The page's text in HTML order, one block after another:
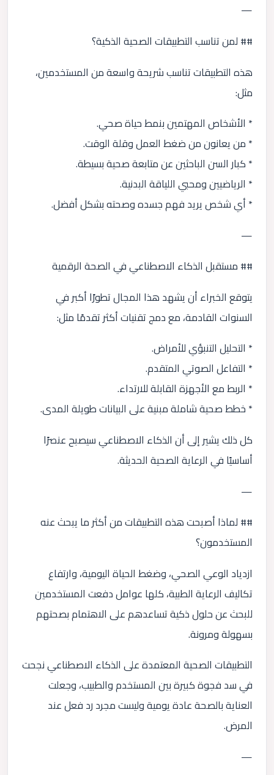
—
## لمن تناسب التطبيقات الصحية الذكية؟
هذه التطبيقات تناسب شريحة واسعة من المستخدمين،
مثل:
* الأشخاص المهتمين بنمط حياة صحي.
* من يعانون من ضغط العمل وقلة الوقت.
* كبار السن الباحثين عن متابعة صحية بسيطة.
* الرياضيين ومحبي اللياقة البدنية.
* أي شخص يريد فهم جسده وصحته بشكل أفضل.
—
## مستقبل الذكاء الاصطناعي في الصحة الرقمية
يتوقع الخبراء أن يشهد هذا المجال تطورًا أكبر في
السنوات القادمة، مع دمج تقنيات أكثر تقدمًا مثل:
* التحليل التنبؤي للأمراض.
* التفاعل الصوتي المتقدم.
* الربط مع الأجهزة القابلة للارتداء.
* خطط صحية شاملة مبنية على البيانات طويلة المدى.
كل ذلك يشير إلى أن الذكاء الاصطناعي سيصبح عنصرًا
أساسيًا في الرعاية الصحية الحديثة.
—
## لماذا أصبحت هذه التطبيقات من أكثر ما يبحث عنه
المستخدمون؟
ازدياد الوعي الصحي، وضغط الحياة اليومية، وارتفاع
تكاليف الرعاية الطبية، كلها عوامل دفعت المستخدمين
للبحث عن حلول ذكية تساعدهم على الاهتمام بصحتهم
بسهولة ومرونة.
التطبيقات الصحية المعتمدة على الذكاء الاصطناعي نجحت
في سد فجوة كبيرة بين المستخدم والطبيب، وجعلت
العناية بالصحة عادة يومية وليست مجرد رد فعل عند
المرض.
—